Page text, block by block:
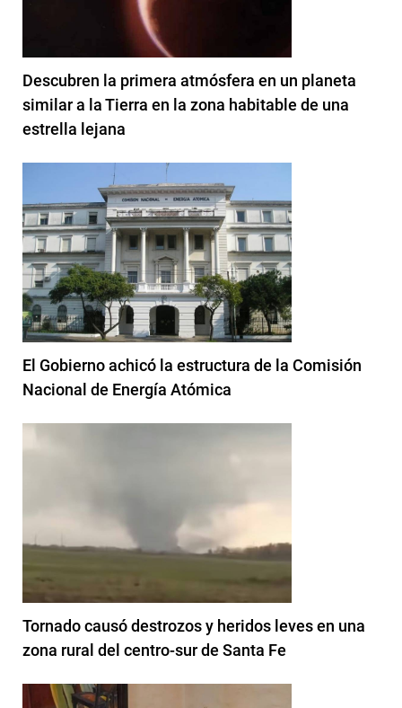
Descubren la primera atmósfera en un planeta
similar a la Tierra en la zona habitable de una
estrella lejana
El Gobierno achicó la estructura de la Comisión
Nacional de Energía Atómica
Tornado causó destrozos y heridos leves en una
zona rural del centro-sur de Santa Fe